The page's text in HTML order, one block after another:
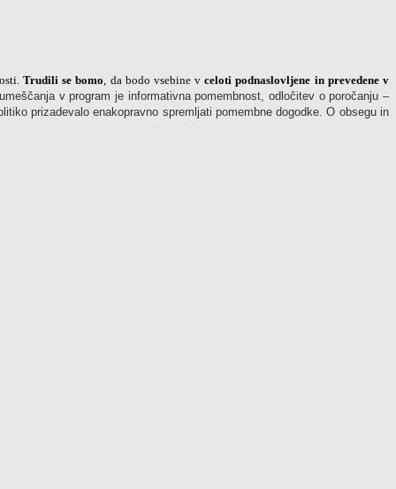
Trudili se bomo , da bodo vsebine vceloti podnaslovljene in prevedene v
v program je informativna pomembnost, odločitev o poročanju –
prizadevalo enakopravno spremljati pomembne dogodke. O obsegu in